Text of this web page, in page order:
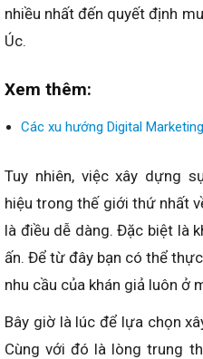
nhiều nhất đến quyết định
Úc.
Xem thêm:
Các xu hướng Digital
Tuy nhiên, việc xây dựng
hiệu trong thế giới thứ nhất
là điều dễ dàng. Đặc biệt là
ấn. Để từ đây bạn có thể
nhu cầu của khán giả luôn ở
Bây giờ là lúc để lựa chọn
Cùng với đó là lòng trung